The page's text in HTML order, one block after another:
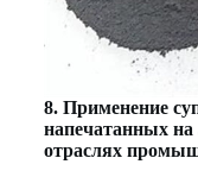
8. Применение
напечатанных
отраслях